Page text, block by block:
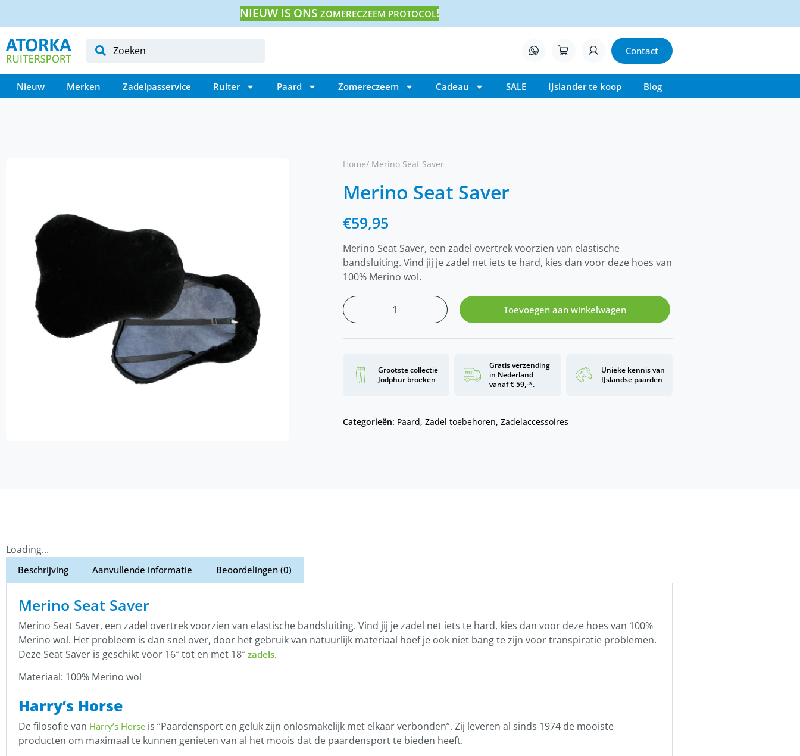
NIEUW IS ONS ZOMERECZEEM PROTOCOL!
Contact
Nieuw Merken Zadelpasservice Ruiter Paard Zomereczeem Cadeau SALE IJslander te koop Blog
Home/ Merino Seat Saver
Merino Seat Saver
€59,95
Merino Seat Saver, een zadel overtrek voorzien van elastische
bandsluiting. Vind jij je zadel net iets te hard, kies dan voor deze hoes van
100% Merino wol.
Toevoegen aan winkelwagen
Grootste collectie
Jodphur broeken
Gratis verzending
in Nederland
vanaf € 59,-*.
Unieke kennis van
IJslandse paarden
Categorieën: Paard, Zadel toebehoren, Zadelaccessoires
Loading...
Beschrijving Aanvullende informatie Beoordelingen (0)
Merino Seat Saver
Merino Seat Saver, een zadel overtrek voorzien van elastische bandsluiting. Vind jij je zadel net iets te hard, kies dan voor deze hoes van 100%
Merino wol. Het probleem is dan snel over, door het gebruik van natuurlijk materiaal hoef je ook niet bang te zijn voor transpiratie problemen.
Deze Seat Saver is geschikt voor 16″ tot en met 18″zadels.
Materiaal: 100% Merino wol
Harry’s Horse
De filosofie van Harry’s Horse is “Paardensport en geluk zijn onlosmakelijk met elkaar verbonden”. Zij leveren al sinds 1974 de mooiste
producten om maximaal te kunnen genieten van al het moois dat de paardensport te bieden heeft.